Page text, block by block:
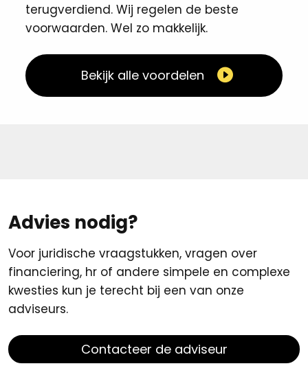
terugverdiend. Wij regelen de beste
voorwaarden. Wel zo makkelijk. ​
Bekijk alle voordelen
Advies nodig?
Voor juridische vraagstukken, vragen over
financiering, hr of andere simpele en complexe
kwesties kun je terecht bij een van onze
adviseurs.
Contacteer de adviseur